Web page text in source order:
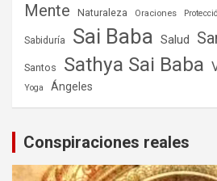
Mente
Naturaleza Oraciones
Sabiduría Sai Baba Salud
Santos Sathya Sai Baba
Yoga Ángeles
Conspiraciones reales